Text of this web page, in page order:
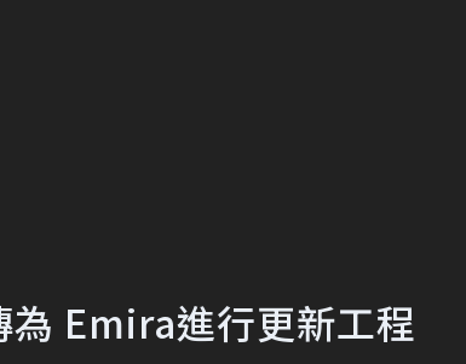
Emira進行更新工程